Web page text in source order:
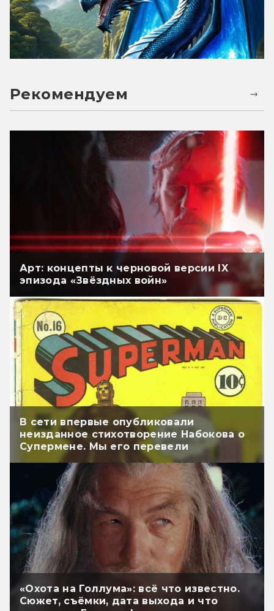
Рекомендуем
Арт: концепты к черновой версии IX
эпизода «Звёздных войн»
В сети впервые опубликовали
неизданное стихотворение Набокова о
Супермене. Мы его перевели
«Охота на Голлума»: всё что известно.
Сюжет, съёмки, дата выхода и что